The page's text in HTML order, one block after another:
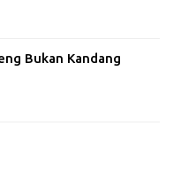
Bukan Kandang